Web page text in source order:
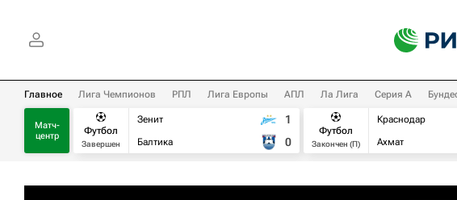
Главное Лига Чемпионов РПЛ Лига Европы АПЛ Ла Лига Серия А
Матч-
центр
Футбол
Завершен
Зенит
Балтика
1
0
Футбол
Закончен (П)
Краснодар
Ахмат